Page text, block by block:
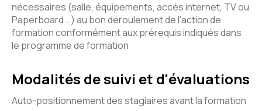
nécessaires (salle, équipements, accès internet, TV ou
Paperboard...) au bon déroulement de l'action de
formation conformément aux prérequis indiqués dans
le programme de formation
Modalités de suivi et d'évaluations
Auto-positionnement des stagiaires avant la formation